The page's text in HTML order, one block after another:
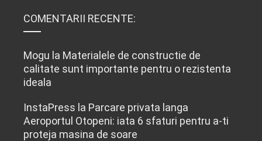
COMENTARII RECENTE:
Mogu la Materialele de constructie de
calitate sunt importante pentru o rezistenta
ideala
InstaPress la Parcare privata langa
Aeroportul Otopeni: iata 6 sfaturi pentru a-ti
proteja masina de soare